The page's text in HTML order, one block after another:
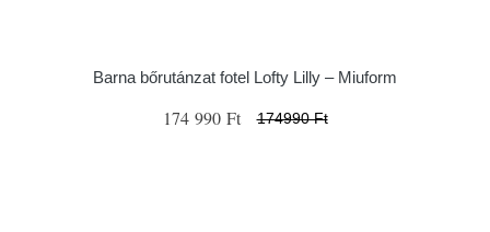
Barna bőrutánzat fotel Lofty Lilly – Miuform
174 990 Ft 174990 Ft